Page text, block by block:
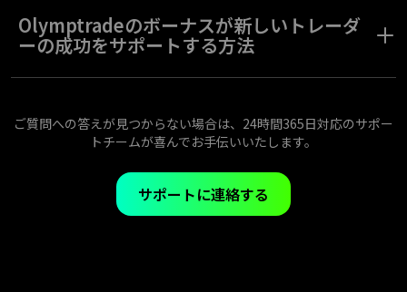
う。
トボーナスやロイヤルティプログラムのツールなど、利用可能な
オプションを確認してください。ご自身のトレードニーズに合っ
たものを選び、シンプルな手順に従って有効化してください。
Olymptradeはスムーズなプロセスを提供し、これらのツールを活
Olymptradeのボーナスが新しいトレーダ
ーの成功をサポートする方法
ドや入金ボーナスなどの初心者向け機能により、実践的な経験を
積みながら安全にトレードを探求できます。これらのツールは、
基盤を築く自信を与えます。
ご質問への答えが見つからない場合は、24時間365日対応のサポー
トチームが喜んでお手伝いいたします。
サポートに連絡する